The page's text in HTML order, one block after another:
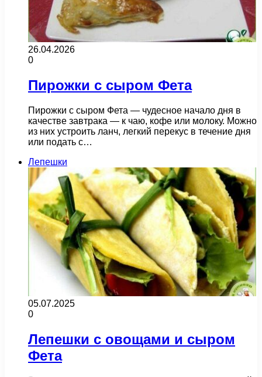
26.04.2026
0
Пирожки с сыром Фета
Пирожки с сыром Фета — чудесное начало дня в
качестве завтрака — к чаю, кофе или молоку. Можно
из них устроить ланч, легкий перекус в течение дня
или подать с…
Лепешки
05.07.2025
0
Лепешки с овощами и сыром
Фета